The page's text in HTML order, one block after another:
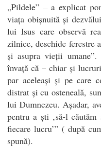
„Pildele” – a explicat
viața obișnuită și
lui Isus care observă
zilnice, deschide ferestre
și asupra vieții
învață că – chiar și
par aceleași și pe care
distrat și cu osteneală,
lui Dumnezeu. Așadar,
pentru a ști ‚să-l
fiecare lucru’” ( după
spună).